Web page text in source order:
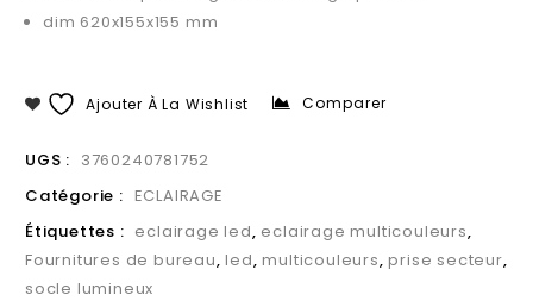
dim 620x155x155 mm
Ajouter À La Wishlist Comparer
UGS : 3760240781752
Catégorie : ECLAIRAGE
Étiquettes : eclairage led, eclairage multicouleurs,
Fournitures de bureau,led,multicouleurs,prise secteur,
socle lumineux